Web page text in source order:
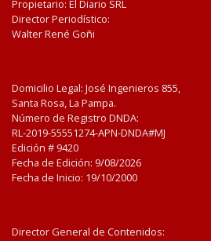
Propietario: El Diario SRL
Director Periodístico:
Walter René Goñi
Domicilio Legal: José Ingenieros 855,
Santa Rosa, La Pampa.
Número de Registro DNDA:
RL-2019-55551274-APN-DNDA#MJ
Edición # 9420
Fecha de Edición: 9/08/2026
Fecha de Inicio: 19/10/2000
Director General de Contenidos: